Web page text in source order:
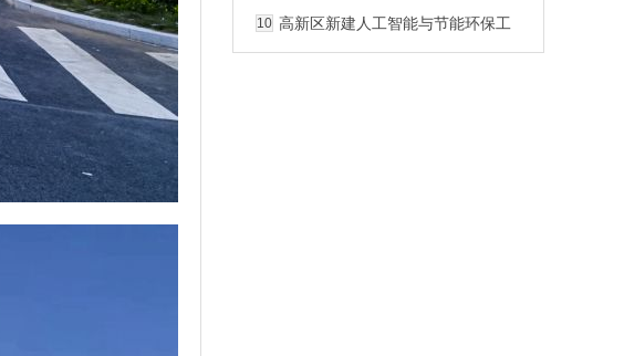
10 高新区新建人工智能与节能环保工